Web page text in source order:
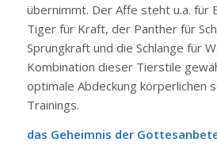
übernimmt. Der Affe steht u.a. für
Tiger für Kraft, der Panther für
Sprungkraft und die Schlange für
Kombination dieser Tierstile
optimale Abdeckung körperlichen
Trainings.
das Geheimnis der